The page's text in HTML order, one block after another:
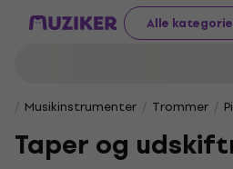
Alle
Musikinstrumenter Trommer
Taper og